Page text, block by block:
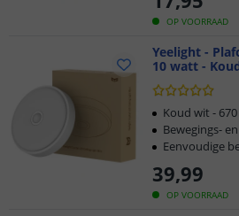
OP VOORRAAD
Yeelight -
10 watt -
OP VOORRAAD
39,99
Koud wit -
Bewegings-
Eenvoudige